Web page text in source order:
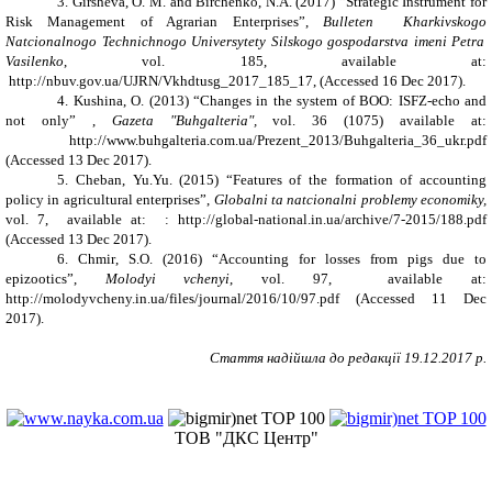
Risk Management of Agrarian Enterprises”, Bulleten Kharkivskogo
Natcionalnogo Technichnogo Universytety Silskogo gospodarstva imeniPetra
Vasilenko , vol. 185
available at:
http://nbuv.gov.ua/UJRN/Vkhdtusg_2017_185_17 (Accessed 16 Dec 201 7).
4. Kushina O. (2013) “Changes in the system of BOO: ISFZ-echo and
not only” Gazeta "Buhgalteria", vol . 36 (1075) available at:
http://www.buhgalteria.com.ua/Prezent_2013/Buhgalteria_36_ukr.pdf
(Accessed 13 Dec 201 7).
5. Cheban
Yu.Yu. (2015) “Features of the formation of accounting
policy in agricultural enterprises”, Globalni ta natcionalni problemy economiky,
vol. 7,
available at:
: http://global-national.in.ua/archive/7-2015/188.pdf
(Accessed 13 Dec 201 7).
6. Chmir, S.O.(2016) “Accounting for losses from pigs due to
epizootics”, Molodyi vchenyi vol. 97,
available at:
http://molodyvcheny.in.ua/files/journal/2016/10/97.pdf (Accessed 11
Dec
201 7).
Стаття надійшла до редакції 19 .12.2017 р.
ТОВ "ДКС Центр"